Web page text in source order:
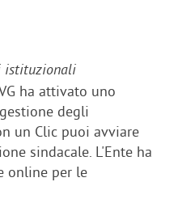
istituzionali
ha attivato uno
degli
un Clic puoi avviare
sindacale. L'Ente ha
online per le